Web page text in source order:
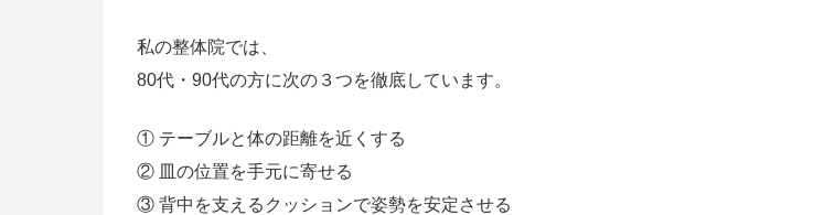
私の整体院では、
80代・90代の方に次の３つを徹底しています。
① テーブルと体の距離を近くする
② 皿の位置を手元に寄せる
③ 背中を支えるクッションで姿勢を安定させる